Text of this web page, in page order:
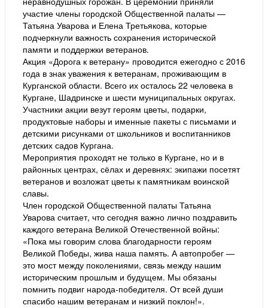
участие члены городской Общественной палаты —
Татьяна Уварова и Елена Третьякова, которые
подчеркнули важность сохранения исторической
памяти и поддержки ветеранов.
Акция «Дорога к ветерану» проводится ежегодно с 2016
года в знак уважения к ветеранам, проживающим в
Курганской области. Всего их осталось 22 человека в
Кургане, Шадринске и шести муниципальных округах.
Участники акции везут героям цветы, подарки,
продуктовые наборы и именные пакеты с письмами и
детскими рисунками от школьников и воспитанников
детских садов Кургана.
Мероприятия проходят не только в Кургане, но и в
районных центрах, сёлах и деревнях: экипажи посетят
ветеранов и возложат цветы к памятникам воинской
славы.
Член городской Общественной палаты Татьяна
Уварова считает, что сегодня важно лично поздравить
каждого ветерана Великой Отечественной войны:
«Пока мы говорим слова благодарности героям
Великой Победы, жива наша память. А автопробег —
это мост между поколениями, связь между нашим
историческим прошлым и будущем. Мы обязаны
помнить подвиг народа-победителя. От всей души
спасибо нашим ветеранам и низкий поклон!».